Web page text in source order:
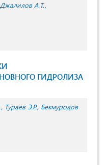
Джалилов А.Т.
ГИДРОЛИЗА
Тураев Э.Р. Бекмуродов